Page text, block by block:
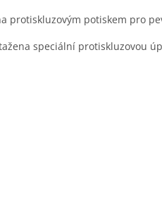
protiskluzovým potiskem pro
speciální protiskluzovou